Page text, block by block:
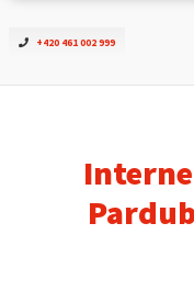
+420 461 002 999
Ověřit
ČEZNET TV